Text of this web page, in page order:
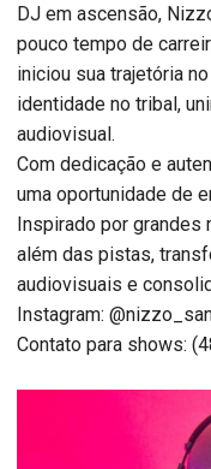
DJ em ascensão,
pouco tempo de
iniciou sua trajetória
identidade no tribal,
audiovisual.
Com dedicação e
uma oportunidade de
Inspirado por grandes
além das pistas,
audiovisuais e
Instagram:
Contato para shows: